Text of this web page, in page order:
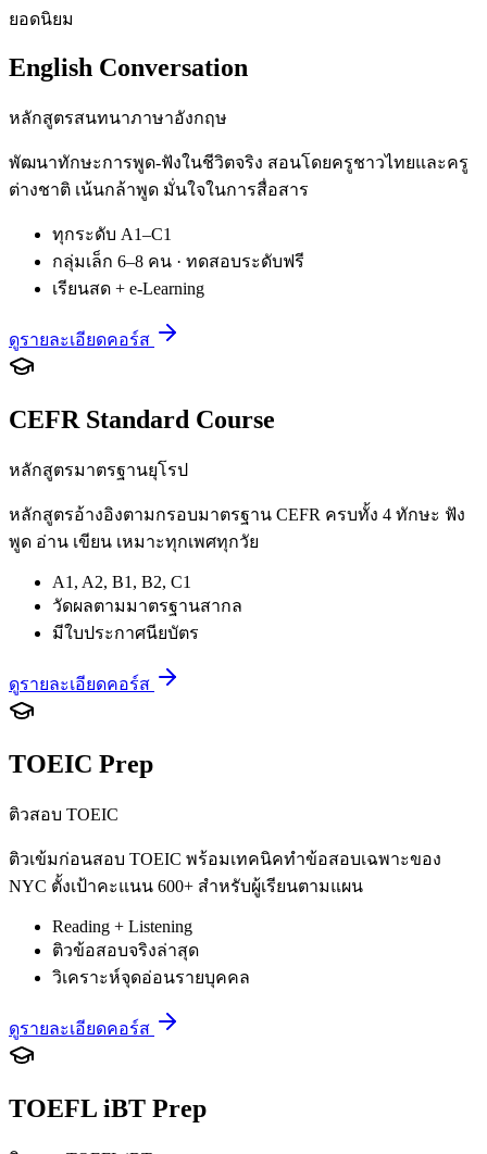
ยอดนิยม
English Conversation
หลักสูตรสนทนาภาษาอังกฤษ
พัฒนาทักษะการพูด-ฟังในชีวิตจริง สอนโดยครูชาวไทยและครู
ต่างชาติ เน้นกล้าพูด มั่นใจในการสื่อสาร
ทุกระดับ A1–C1
กลุ่มเล็ก 6–8 คน · ทดสอบระดับฟรี
เรียนสด + e-Learning
ดูรายละเอียดคอร์ส
CEFR Standard Course
หลักสูตรมาตรฐานยุโรป
หลักสูตรอ้างอิงตามกรอบมาตรฐาน CEFR ครบทั้ง 4 ทักษะ ฟัง
พูด อ่าน เขียน เหมาะทุกเพศทุกวัย
A1, A2, B1, B2, C1
วัดผลตามมาตรฐานสากล
มีใบประกาศนียบัตร
ดูรายละเอียดคอร์ส
TOEIC Prep
ติวสอบ TOEIC
ติวเข้มก่อนสอบ TOEIC พร้อมเทคนิคทำข้อสอบเฉพาะของ
NYC ตั้งเป้าคะแนน 600+ สำหรับผู้เรียนตามแผน
Reading + Listening
ติวข้อสอบจริงล่าสุด
วิเคราะห์จุดอ่อนรายบุคคล
ดูรายละเอียดคอร์ส
TOEFL iBT Prep